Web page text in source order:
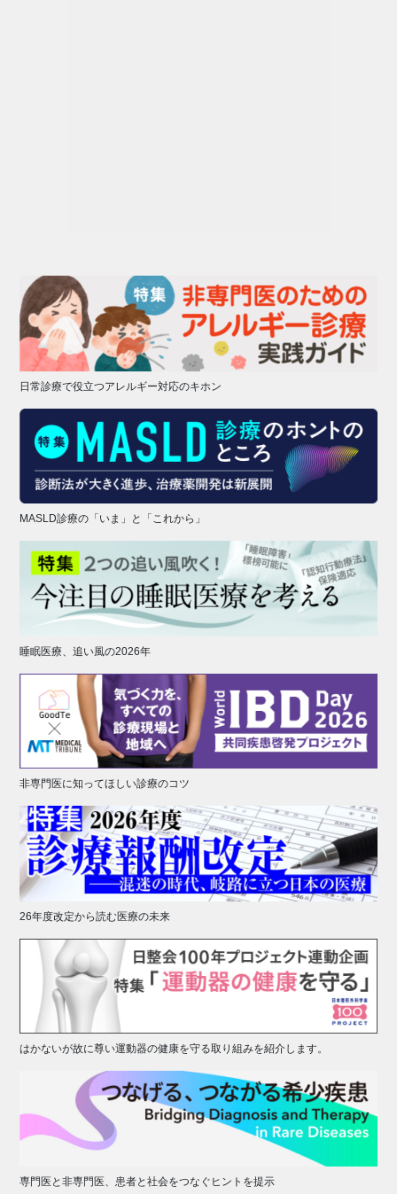
日常診療で役立つアレルギー対応のキホン
MASLD診療の「いま」と「これから」
睡眠医療、追い風の2026年
非専門医に知ってほしい診療のコツ
26年度改定から読む医療の未来
はかないが故に尊い運動器の健康を守る取り組みを紹介します。
専門医と非専門医、患者と社会をつなぐヒントを提示